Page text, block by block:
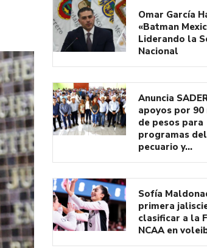
Omar García
«Batman
Liderando la
Nacional
Anuncia
apoyos por
de pesos para
programas
pecuario y…
Sofía
primera
clasificar a la
NCAA en